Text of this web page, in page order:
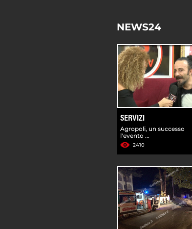
NEWS24
SERVIZI
Agropoli, un successo
l'evento ...
2410